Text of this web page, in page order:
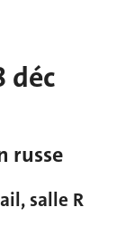
déc
russe
salle R